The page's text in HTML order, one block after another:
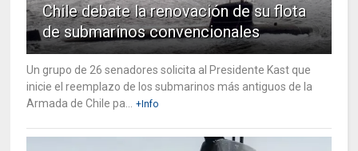
Chile debate la renovación de su flota
de submarinos convencionales
Un grupo de 26 senadores solicita al Presidente Kast que
inicie el reemplazo de los submarinos más antiguos de la
Armada de Chile pa...
+Info